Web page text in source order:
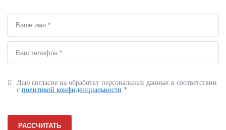
Даю согласие на обработку персональных данных в соответствии
с политикой конфиденциальности *
РАССЧИТАТЬ